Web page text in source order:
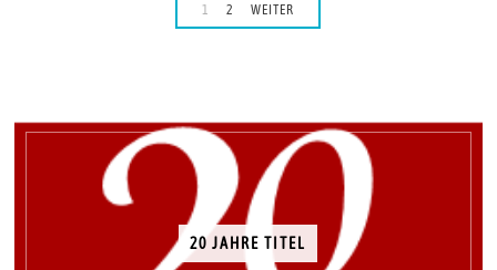
1 2 WEITER
20 JAHRE TITEL